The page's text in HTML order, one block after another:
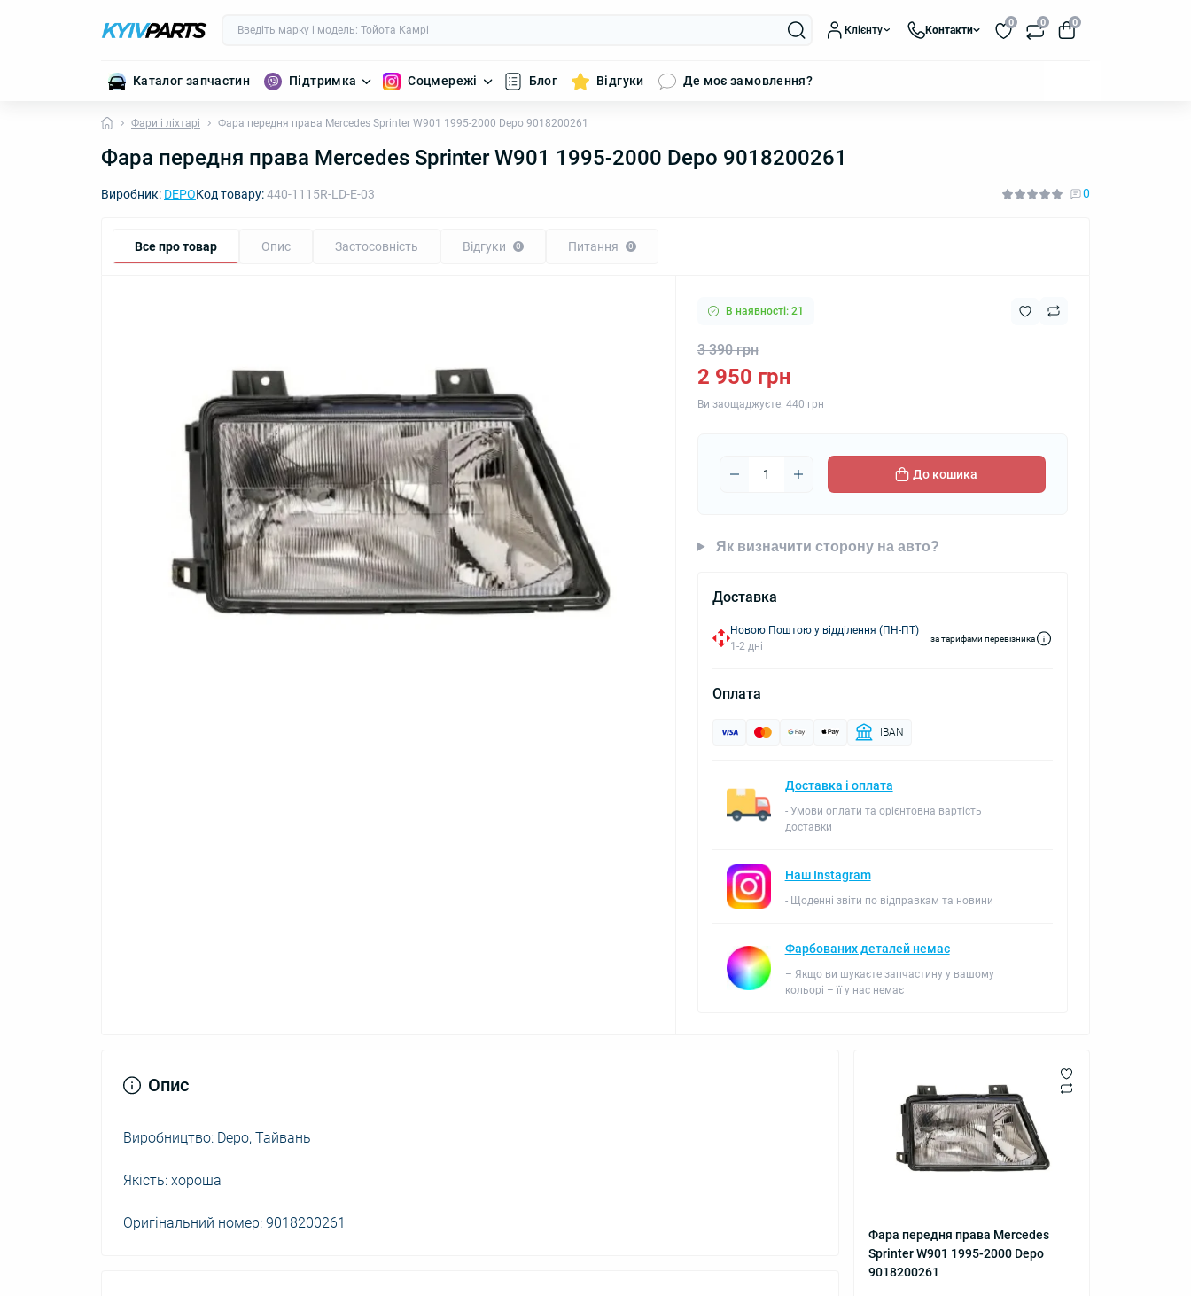
Клієнту Контакти
0 0 0
Каталог запчастин Підтримка Соцмережі Блог Відгуки Де моє замовлення?
Фари і ліхтарі Фара передня права Mercedes Sprinter W901 1995-2000 Depo 9018200261
Фара передня права Mercedes Sprinter W901 1995-2000 Depo 9018200261
Виробник: DEPOКод товару:440-1115R-LD-E-03 0
Все про товар Опис Застосовність Відгуки 0 Питання 0
В наявності: 21
3 390 грн
2 950 грн
Ви заощаджуєте: 440 грн
До кошика
Як визначити сторону на авто?
Доставка
Новою Поштою у відділення (ПН-ПТ)
1-2 дні
за тарифами перевізника
Оплата
IBAN
Доставка і оплата
- Умови оплати та орієнтовна вартість
доставки
Наш Instagram
- Щоденні звіти по відправкам та новини
Фарбованих деталей немає
– Якщо ви шукаєте запчастину у вашому
кольорі – її у нас немає
Фара передня права Mercedes
Sprinter W901 1995-2000 Depo
9018200261
Опис
Виробництво: Depo, Тайвань
Якість: хороша
Оригінальний номер: 9018200261